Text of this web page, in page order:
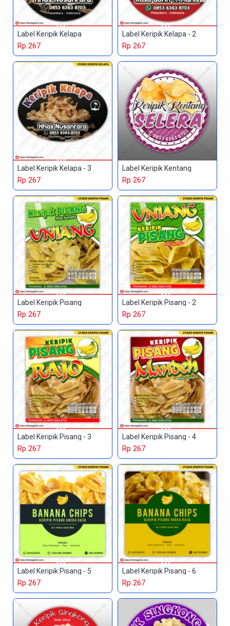
Label Keripik Kelapa
Rp 267
Label Keripik Kelapa - 2
Rp 267
Label Keripik Kelapa - 3
Rp 267
Label Keripik Kentang
Rp 267
Label Keripik Pisang
Rp 267
Label Keripik Pisang - 2
Rp 267
Label Keripik Pisang - 3
Rp 267
Label Keripik Pisang - 4
Rp 267
Label Keripik Pisang - 5
Rp 267
Label Keripik Pisang - 6
Rp 267